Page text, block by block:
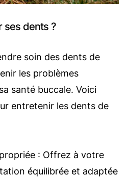
ses dents ?
soin des dents de
les problèmes
santé buccale. Voici
entretenir les dents de
: Offrez à votre
équilibrée et adaptée